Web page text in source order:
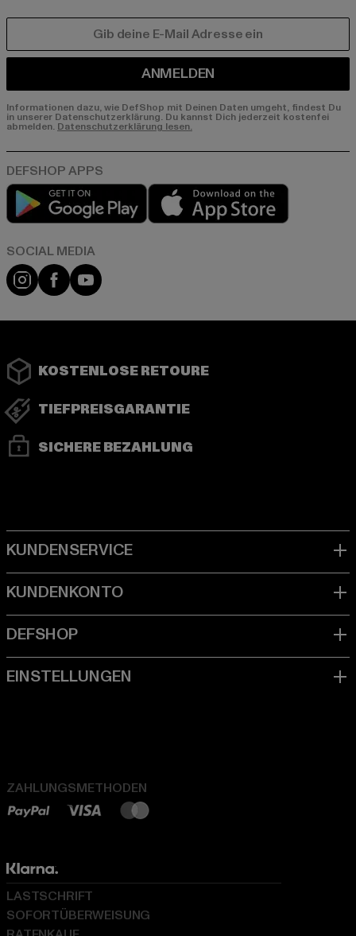
ANMELDEN
Informationen dazu, wie DefShop mit Deinen Daten umgeht, findest Du
in unserer Datenschutzerklärung. Du kannst Dich jederzeit kostenfei
abmelden. Datenschutzerklärung lesen.
Play market
Instagram
FacebookYouTube
KOSTENLOSE RETOURE
TIEFPREISGARANTIE
SICHERE BEZAHLUNG
ZAHLUNGSMETHODEN
LASTSCHRIFT
SOFORTÜBERWEISUNG